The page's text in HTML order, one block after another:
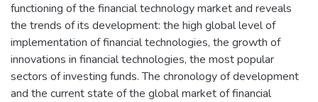
functioning of the financial technology market and reveals
the trends of its development: the high global level of
implementation of financial technologies, the growth of
innovations in financial technologies, the most popular
sectors of investing funds. The chronology of development
and the current state of the global market of financial